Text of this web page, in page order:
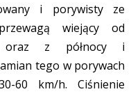
i porywisty ze
wiejący od
oraz z północy i
tego w porywach
60 km/h. Ciśnienie